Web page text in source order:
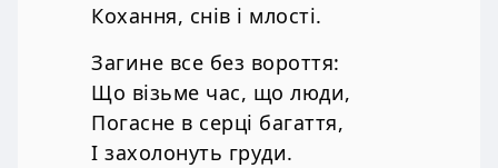
Кохання, снів і млості.
Загине все без вороття:
Що візьме час, що люди,
Погасне в серці багаття,
І захолонуть груди.